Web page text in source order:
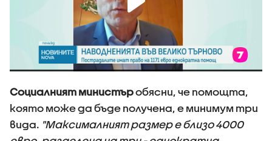
Социалният министъробясни, че помощта,
която може да бъде получена, е минимум три
вида. "Максималният размер е близо 4000